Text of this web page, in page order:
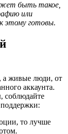
быть такое,
или
этому готовы.
а живые люди, от
аккаунта.
соблюдайте
то лучше